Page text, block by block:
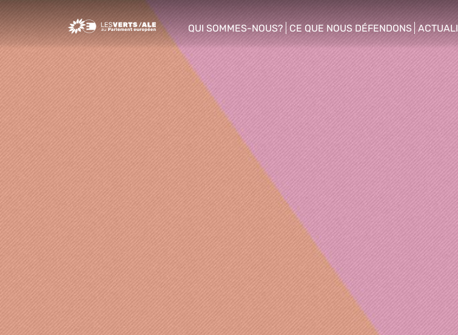
Greens/EFA Home
QUI SOMMES-NOUS?
show/hide sub menu
CE QUE NOUS DÉFENDONS
show/hide sub menu
show/